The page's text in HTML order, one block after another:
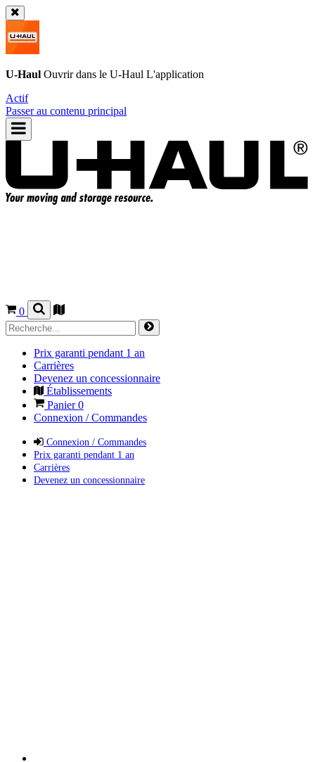
U-Haul Ouvrir dans le U-Haul L'application
Actif
Passer au contenu principal
0
Prix garanti pendant 1 an
Carrières
Devenez un concessionnaire
Établissements
Panier0
Connexion / Commandes
Connexion / Commandes
Prix garanti pendant 1 an
Carrières
Devenez un concessionnaire